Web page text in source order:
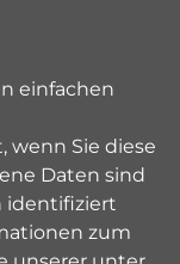
einfachen
wenn Sie diese
Daten sind
identifiziert
zum